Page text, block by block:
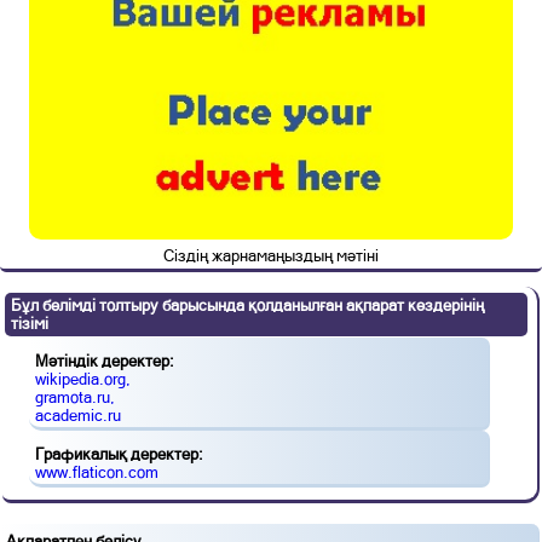
Сіздің жарнамаңыздың мәтіні
Бұл бөлімді толтыру барысында қолданылған ақпарат көздерінің
тізімі
Мәтіндік деректер:
wikipedia.org,
gramota.ru,
academic.ru
Графикалық деректер:
www.flaticon.com